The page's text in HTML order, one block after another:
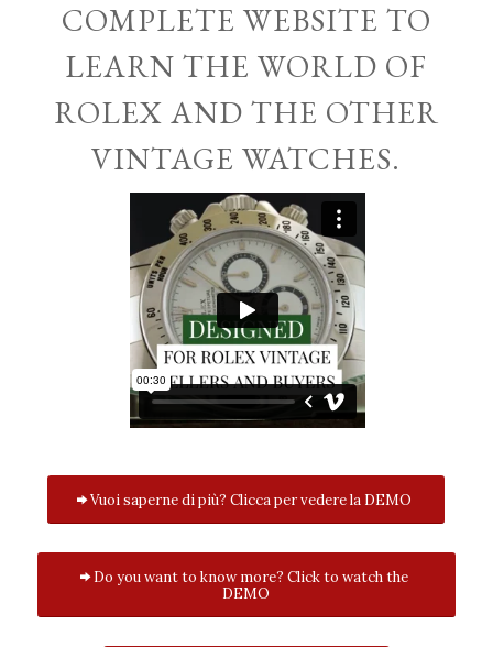
COMPLETE WEBSITE TO
LEARN THE WORLD OF
ROLEX AND THE OTHER
VINTAGE WATCHES.
Vuoi saperne di più? Clicca per vedere la DEMO
Do you want to know more? Click to watch the
DEMO